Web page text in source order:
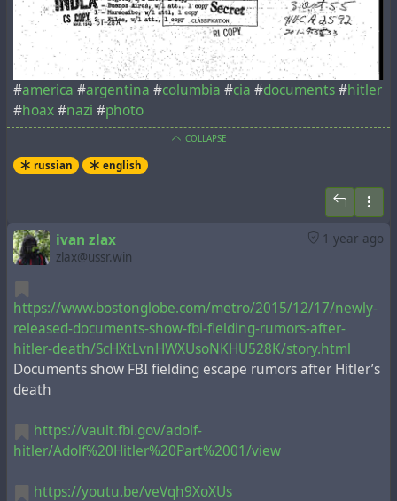
#america #argentina #columbia #cia #documents#hitler
#hoax#nazi #photo
COLLAPSE
russian english
1 year ago
ivan zlax
zlax@ussr.win
https://www.bostonglobe.com/metro/2015/12/17/newly-
released-documents-show-fbi-fielding-rumors-after-
hitler-death/ScHXtLvnHWXUsoNKHU528K/story.html
Documents show FBI fielding escape rumors after Hitler’s
death
https://vault.fbi.gov/adolf-
hitler/Adolf%20Hitler%20Part%2001/view
https://youtu.be/veVqh9XoXUs